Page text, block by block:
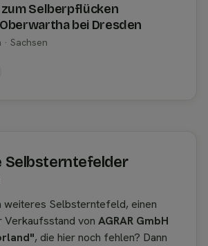
Selberpflücken
bei Dresden
Sachsen
Selbsterntefelder
weiteres Selbsterntefeld, einen
Verkaufsstand von AGRAR GmbH
, die hier noch fehlen? Dann